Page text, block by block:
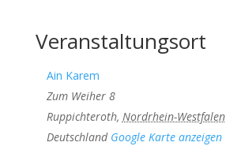
Veranstaltungsort
Ain Karem
Zum Weiher 8
Ruppichteroth, Nordrhein-Westfalen
Deutschland Google Karte anzeigen